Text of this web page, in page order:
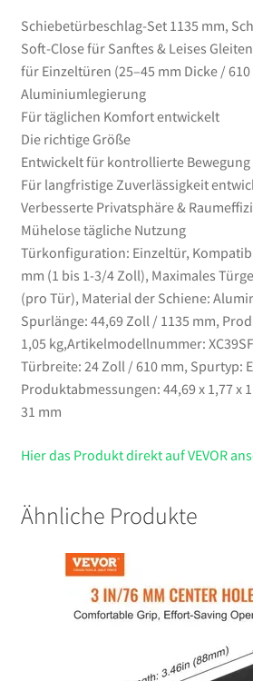
Dicke
/
610
mm
Breite),
Aluminiumlegierung
Menge
Schiebetürbeschlag-Set 1135 mm,
Soft-Close für Sanftes & Leises
für Einzeltüren (25–45 mm Dicke /
Aluminiumlegierung
Für täglichen Komfort entwickelt
Die richtige Größe
Entwickelt für kontrollierte Bewegung
Für langfristige Zuverlässigkeit
Verbesserte Privatsphäre &
Mühelose tägliche Nutzung
Türkonfiguration: Einzeltür,
mm (1 bis 1-3/4 Zoll), Maximales
(pro Tür), Material der Schiene:
Spurlänge: 44,69 Zoll / 1135 mm,
1,05 kg,Artikelmodellnummer:
Türbreite: 24 Zoll / 610 mm, Spurtyp:
Produktabmessungen: 44,69 x 1,77 x
31 mm
Hier das Produkt direkt auf VEVOR
Ähnliche Produkte